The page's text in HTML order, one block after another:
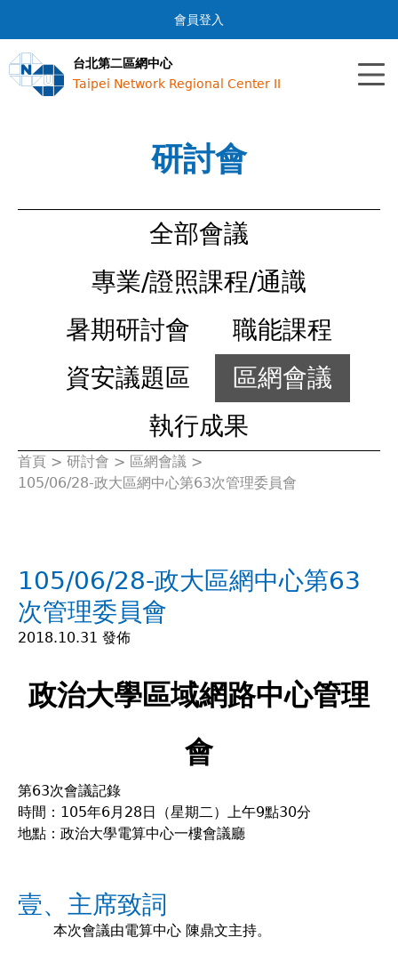
Jump to navigation
會員登入
台北第二區網中心
Taipei Network Regional Center II
研討會
全部會議
專業/證照課程/通識
暑期研討會
職能課程
資安議題區
區網會議
執行成果
您
裡
首頁 > 研討會 > 區網會議 >
105/06/28-政大區網中心第63次管理委員會
105/06/28-政大區網中心第63
次管理委員會
2018.10.31 發佈
政治大學區域網路中心管理
會
第63次會議記錄
時間：105年6月28日（星期二）上午9點30分
地點：政治大學電算中心一樓會議廳
壹、主席致詞
本次會議由電算中心 陳鼎文主持。